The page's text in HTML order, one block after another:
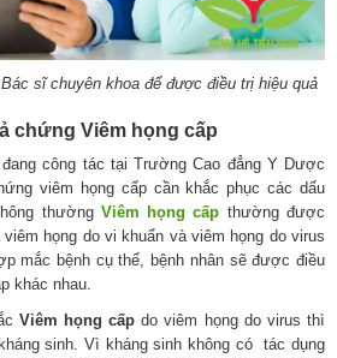
sĩ chuyên khoa để được điều trị hiệu quả
chứng Viêm họng cấp
công tác tại Trường Cao đẳng Y Dược
viêm họng cấp cần khắc phục các dấu
thường Viêm họng cấp thường được
họng do vi khuẩn và viêm họng do virus
mắc bệnh cụ thể, bệnh nhân sẽ được điều
khác nhau.
Viêm họng cấp do viêm họng do virus thì
sinh. Vì kháng sinh không có tác dụng